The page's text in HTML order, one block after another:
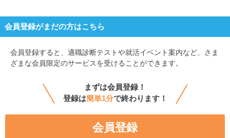
会員登録がまだの方はこちら
会員登録すると、 適職診断テストや就活イベント案内など、さま
ざまな会員限定のサービスを受けることができます。
まずは会員登録！
登録は簡単1分で終わります！
会員登録